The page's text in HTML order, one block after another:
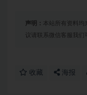
声明： 本站所有资料均
议请联系微信客服我们
收藏 海报